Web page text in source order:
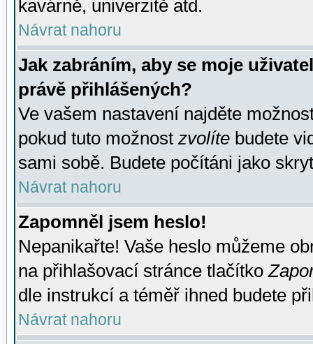
kavárně, univerzitě atd.
Návrat nahoru
Jak zabráním, aby se moje
právě přihlášených?
Ve vašem nastavení najděte
pokud tuto možnost zvolíte budete
sami sobě. Budete počítáni jako
Návrat nahoru
Zapomněl jsem heslo!
Nepanikařte! Vaše heslo můžeme
na přihlašovací stránce tlačítko
dle instrukcí a téměř ihned budete
Návrat nahoru